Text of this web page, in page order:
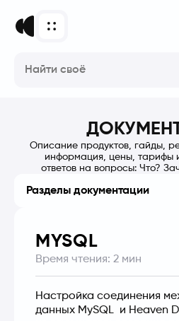
Описание продуктов, гайды,
информация, цены, тарифы
ответов на вопросы: Что?
Разделы документации
MYSQL
Время чтения: 2 мин
Настройка соединения
данных MySQL  и Heaven